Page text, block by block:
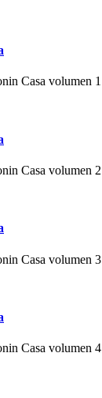
Casa volumen 1
Casa volumen 2
Casa volumen 3
Casa volumen 4